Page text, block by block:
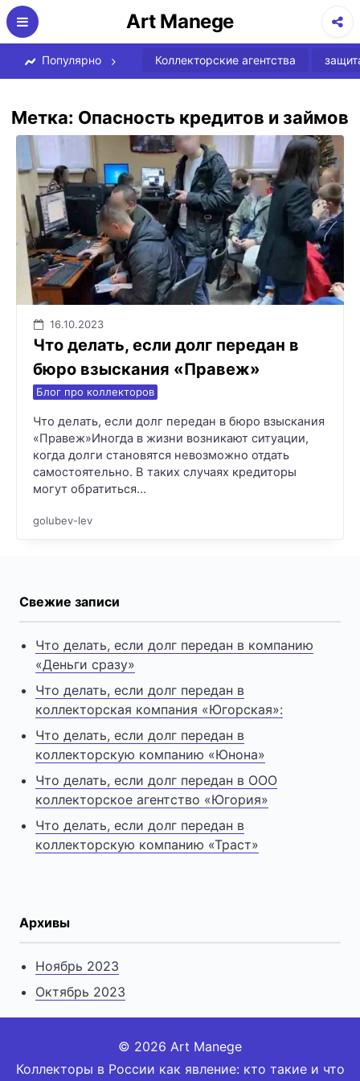
Перейти
содержимому
Art Manege
Популярно Коллекторские агентства
Метка: Опасность кредитов и займов
16.10.2023
Что делать, если долг передан в
бюро взыскания «Правеж»
Блог про коллекторов
Что делать, если долг передан в бюро взыскания
«Правеж»Иногда в жизни возникают ситуации,
когда долги становятся невозможно отдать
самостоятельно. В таких случаях кредиторы
могут обратиться…
golubev-lev
Свежие записи
Что делать, если долг передан в компанию
«Деньги сразу»
Что делать, если долг передан в
коллекторская компания «Югорская»:
Что делать, если долг передан в
коллекторскую компанию «Юнона»
Что делать, если долг передан в ООО
коллекторское агентство «Югория»
Что делать, если долг передан в
коллекторскую компанию «Траст»
Архивы
Ноябрь 2023
Октябрь 2023
© 2026 Art Manege
Коллекторы в России как явление: кто такие и что